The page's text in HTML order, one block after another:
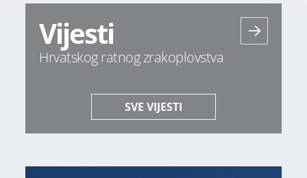
Vijesti
Hrvatskog ratnog zrakoplovstva
SVE VIJESTI